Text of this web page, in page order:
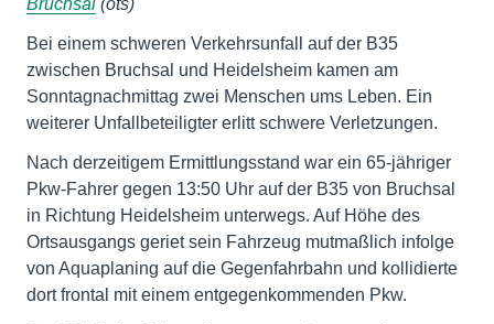
Bruchsal (ots)
Bei einem schweren Verkehrsunfall auf der B35
zwischen Bruchsal und Heidelsheim kamen am
Sonntagnachmittag zwei Menschen ums Leben. Ein
weiterer Unfallbeteiligter erlitt schwere Verletzungen.
Nach derzeitigem Ermittlungsstand war ein 65-jähriger
Pkw-Fahrer gegen 13:50 Uhr auf der B35 von Bruchsal
in Richtung Heidelsheim unterwegs. Auf Höhe des
Ortsausgangs geriet sein Fahrzeug mutmaßlich infolge
von Aquaplaning auf die Gegenfahrbahn und kollidierte
dort frontal mit einem entgegenkommenden Pkw.